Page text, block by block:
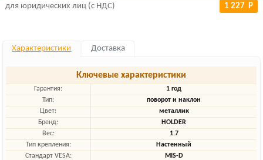
для юридических лиц (с НДС) 1 227 Р
Характеристики Доставка
Ключевые характеристики
Гарантия:
1 год
Тип:
поворот и наклон
Цвет:
металлик
Бренд:
HOLDER
Вес:
1.7
Тип крепления:
Настенный
Стандарт VESA:
MIS-D